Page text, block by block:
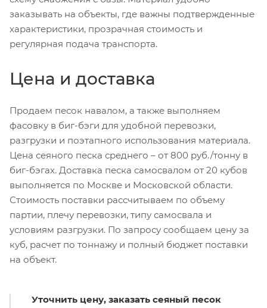
заказывать на объекты, где важны подтвержденные
характеристики, прозрачная стоимость и
регулярная подача транспорта.
Цена и доставка
Продаем песок навалом, а также выполняем
фасовку в биг-бэги для удобной перевозки,
разгрузки и поэтапного использования материала.
Цена сеяного песка среднего – от 800 руб./тонну в
биг-бэгах. Доставка песка самосвалом от 20 кубов
выполняется по Москве и Московской области.
Стоимость поставки рассчитываем по объему
партии, плечу перевозки, типу самосвала и
условиям разгрузки. По запросу сообщаем цену за
куб, расчет по тоннажу и полный бюджет поставки
на объект.
Уточнить цену, заказать сеяный песок